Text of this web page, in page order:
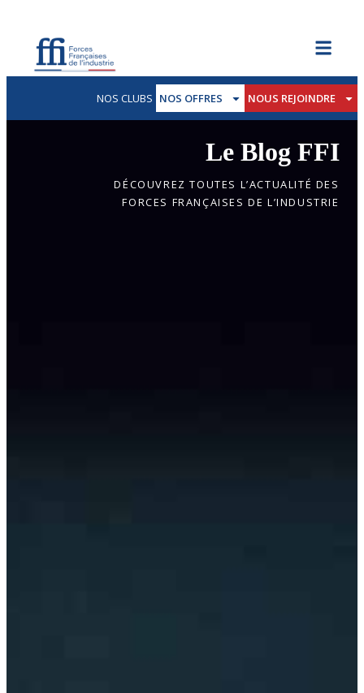
NOS CLUBS NOS OFFRES NOUS REJOINDRE
Le Blog FFI
DÉCOUVREZ TOUTES L’ACTUALITÉ DES
FORCES FRANÇAISES DE L’INDUSTRIE